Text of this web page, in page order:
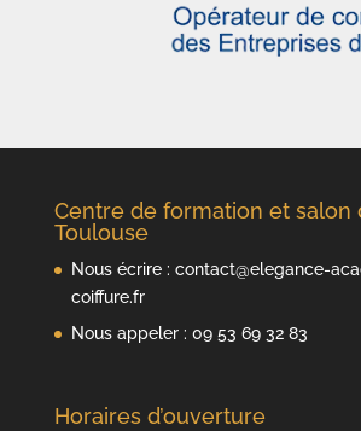
Centre de formation et salon
Toulouse
Nous écrire : contact@elegance-
coiffure.fr
Nous appeler : 09 53 69 32 83
Horaires d’ouverture